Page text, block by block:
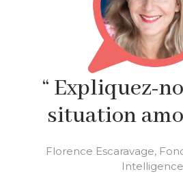
“ Expliquez-
situation
Florence Escaravage,
Intelligence